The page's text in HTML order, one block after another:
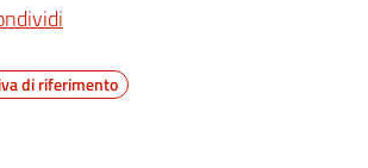
di riferimento